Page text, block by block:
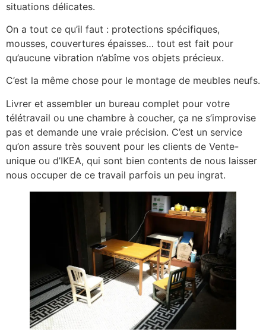
situations délicates.
On a tout ce qu’il faut : protections spécifiques,
mousses, couvertures épaisses… tout est fait pour
qu’aucune vibration n’abîme vos objets précieux.
C’est la même chose pour le montage de meubles neufs.
Livrer et assembler un bureau complet pour votre
télétravail ou une chambre à coucher, ça ne s’improvise
pas et demande une vraie précision. C’est un service
qu’on assure très souvent pour les clients de Vente-
unique ou d’IKEA, qui sont bien contents de nous laisser
nous occuper de ce travail parfois un peu ingrat.